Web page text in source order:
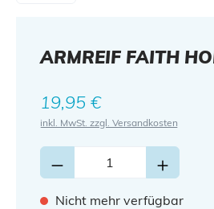
ARMREIF FAITH
Regulärer Preis:
19,95 €
inkl. MwSt. zzgl. Versandkosten
Nicht mehr verfügbar